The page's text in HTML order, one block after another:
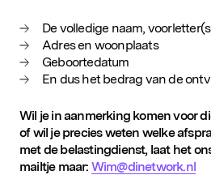
De volledige naam,
Adres en woonplaats
Geboortedatum
En dus het bedrag van de
Wil je in aanmerking komen voor
of wil je precies weten welke
met de belastingdienst, laat het
mailtje maar: Wim@dinetwork.nl